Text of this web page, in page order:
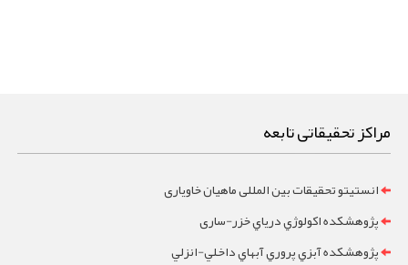
مراکز تحقیقاتی تابعه
انستیتو تحقیقات بین المللی ماهیان خاویاری
پژوهشکده اکولوژي درياي خزر-ساری
پژوهشکده آبزي پروري آبهاي داخلي-انزلي